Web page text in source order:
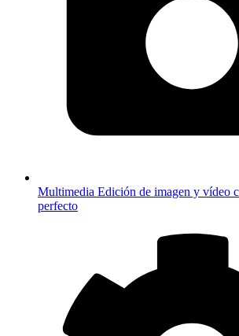
Multimedia Edición de imagen y vídeo
perfecto